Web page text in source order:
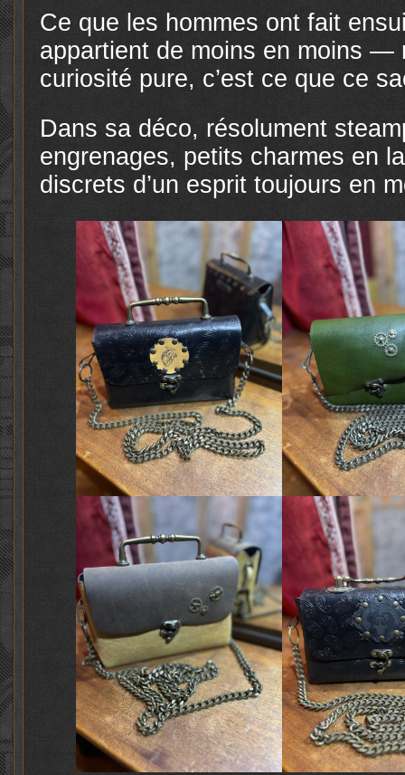
Ce que les hommes ont fait
appartient de moins en moins —
curiosité pure, c’est ce que ce
Dans sa déco, résolument
engrenages, petits charmes en
discrets d’un esprit toujours en